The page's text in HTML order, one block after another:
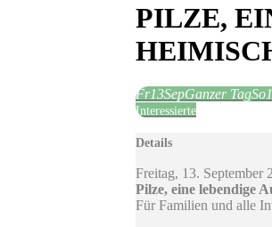
PILZE,
Fr13SepGanzer TagSo
Interessierte
Details
Freitag, 13. September
Pilze, eine lebendige
Für Familien und alle